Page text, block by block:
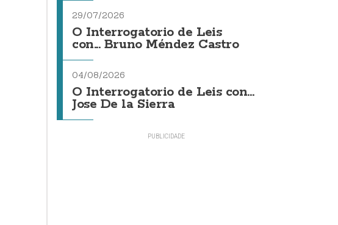
29/07/2026
O Interrogatorio de Leis
con... Bruno Méndez Castro
04/08/2026
O Interrogatorio de Leis con...
Jose De la Sierra